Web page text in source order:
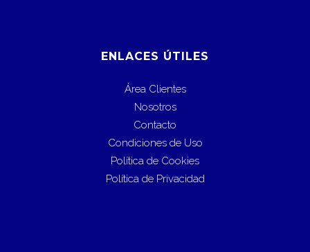
ENLACES ÚTILES
Área Clientes
Nosotros
Contacto
Condiciones de Uso
Política de Cookies
Política de Privacidad